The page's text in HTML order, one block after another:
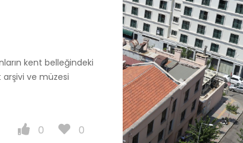
kent belleğindeki
arşivi ve müzesi
0 0
İleri